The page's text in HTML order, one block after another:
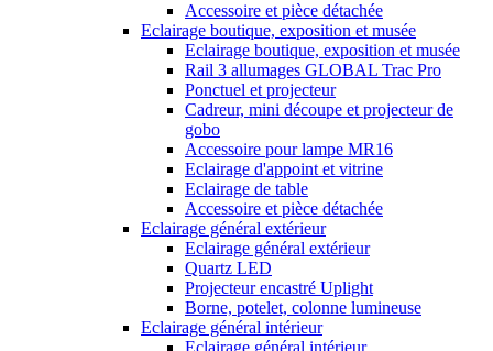
Accessoire et pièce détachée
Eclairage boutique, exposition et musée
Eclairage boutique, exposition et musée
Rail 3 allumages GLOBAL Trac Pro
Ponctuel et projecteur
Cadreur, mini découpe et projecteur de
gobo
Accessoire pour lampe MR16
Eclairage d'appoint et vitrine
Eclairage de table
Accessoire et pièce détachée
Eclairage général extérieur
Eclairage général extérieur
Quartz LED
Projecteur encastré Uplight
Borne, potelet, colonne lumineuse
Eclairage général intérieur
Eclairage général intérieur